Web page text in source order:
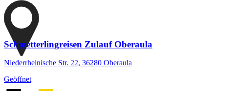
Schmetterlingreisen Zulauf Oberaula
Niederrheinische Str. 22, 36280 Oberaula
Geöffnet